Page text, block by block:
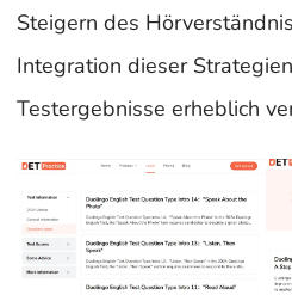
Steigern des
Integration dieser
Testergebnisse erheblich